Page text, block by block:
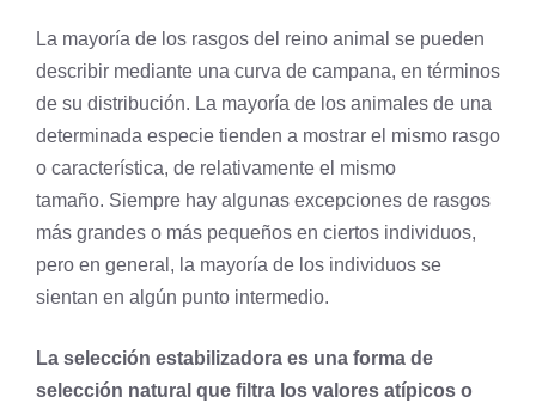
La mayoría de los rasgos del reino animal se pueden
describir mediante una curva de campana, en términos
de su distribución. La mayoría de los animales de una
determinada especie tienden a mostrar el mismo rasgo
o característica, de relativamente el mismo
tamaño. Siempre hay algunas excepciones de rasgos
más grandes o más pequeños en ciertos individuos,
pero en general, la mayoría de los individuos se
sientan en algún punto intermedio.
La selección estabilizadora es una forma de
selección natural que filtra los valores atípicos o